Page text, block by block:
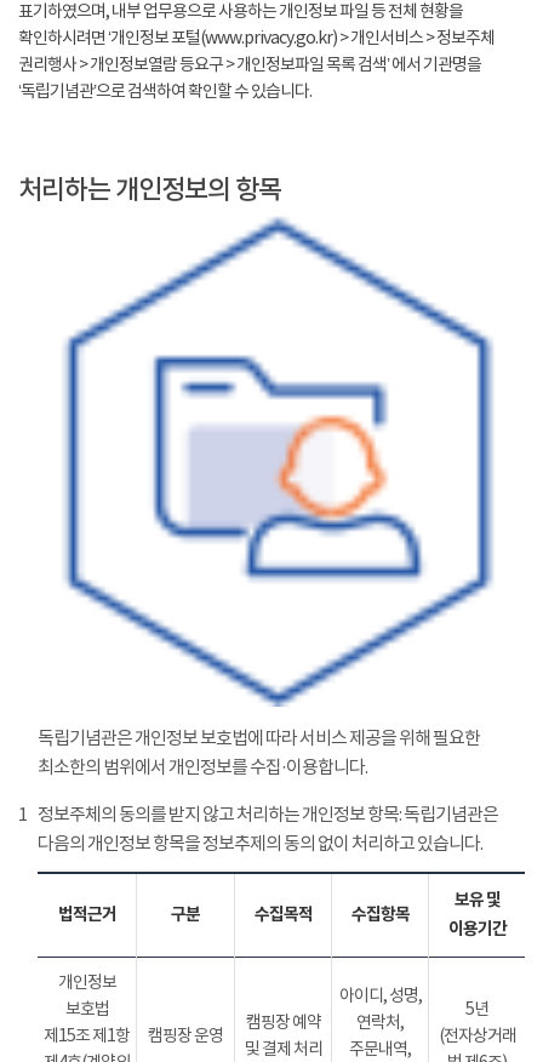
표기하였으며, 내부 업무용으로 사용하는 개인정보 파일 등 전체 현황을
확인하시려면 ‘개인정보 포털(www.privacy.go.kr) > 개인서비스 > 정보주체
권리행사 > 개인정보열람 등요구 > 개인정보파일 목록 검색’ 에서 기관명을
‘독립기념관’으로 검색하여 확인할 수 있습니다.
처리하는 개인정보의 항목
독립기념관은 개인정보 보호법에 따라 서비스 제공을 위해 필요한
최소한의 범위에서 개인정보를 수집·이용합니다.
1 정보주체의 동의를 받지 않고 처리하는 개인정보 항목: 독립기념관은
다음의 개인정보 항목을 정보추제의 동의 없이 처리하고 있습니다.
법적근거 구분 수집목적 수집항목
보유 및
이용기간
개인정보
보호법
제15조 제1항
캠핑장 운영
캠핑장 예약
및 결제 처리
아이디, 성명,
연락처,
주문내역,
5년
(전자상거래